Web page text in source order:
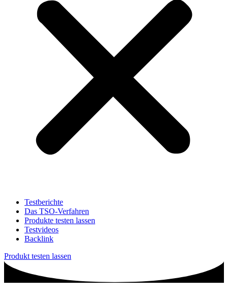
Testberichte
Das TSO-Verfahren
Produkte testen lassen
Testvideos
Backlink
Produkt testen lassen